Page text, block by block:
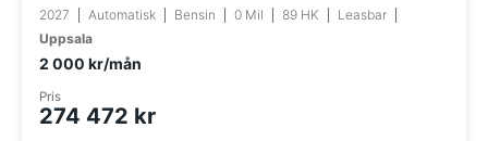
2027 Automatisk Bensin 0 Mil 89 HK
Leasbar
Uppsala
2 000 kr/mån
Pris
274 472 kr